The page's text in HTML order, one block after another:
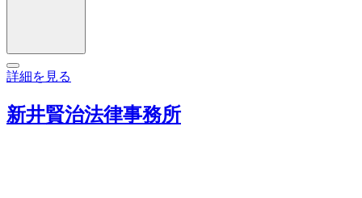
詳細を見る
新井賢治法律事務所